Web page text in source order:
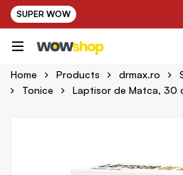
SUPER WOW
✌ Nou! Ultimii parteneri adaugati
Farma ✌
Home Products drmax.ro
Tonice
Laptisor de Matca, 30